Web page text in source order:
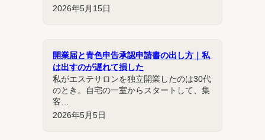
2026年5月15日
開業届と青色申告承認申請書の出し方｜私
は出すのが遅れて損した
私がエステサロンを独立開業したのは30代
のとき。自宅の一室からスタートして、集
客…
2026年5月5日